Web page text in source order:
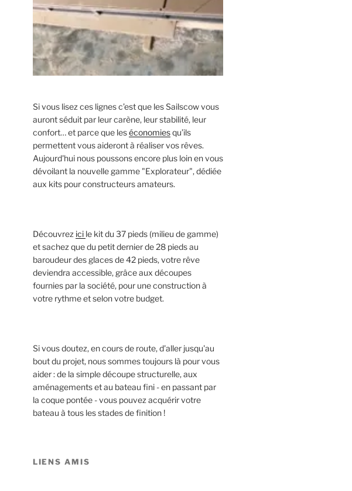
Si vous lisez ces lignes c’est que les Sailscow vous
auront séduit par leur carène, leur stabilité, leur
confort… et parce que leséconomiesqu’ils
permettent vous aideront à réaliser vos rêves.
Aujourd'hui nous poussons encore plus loin en vous
dévoilant la nouvelle gamme "Explorateur", dédiée
aux kits pour constructeurs amateurs.
Découvrez ici le kit du 37 pieds (milieu de gamme)
et sachez que du petit dernier de 28 pieds au
baroudeur des glaces de 42 pieds, votre rêve
deviendra accessible, grâce aux découpes
fournies par la société, pour une construction à
votre rythme et selon votre budget.
Si vous doutez, en cours de route, d'aller jusqu'au
bout du projet, nous sommes toujours là pour vous
aider : de la simple découpe structurelle, aux
aménagements et au bateau fini - en passant par
la coque pontée - vous pouvez acquérir votre
bateau à tous les stades de finition !
LIENS AMIS